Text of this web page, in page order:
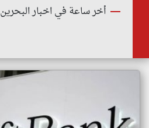
أخر ساعة في اخبار البحرين